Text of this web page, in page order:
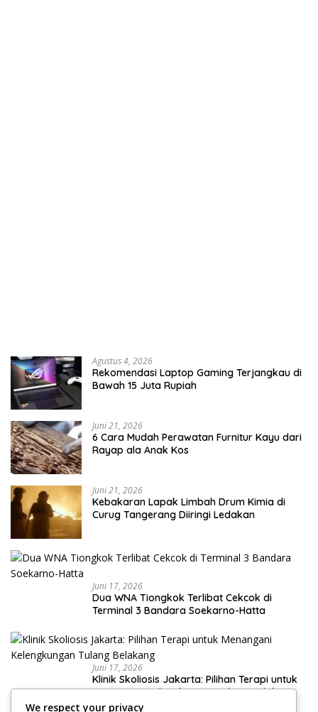
Agustus 4, 2026
Rekomendasi Laptop Gaming Terjangkau di
Bawah 15 Juta Rupiah
Juni 21, 2026
6 Cara Mudah Perawatan Furnitur Kayu dari
Rayap ala Anak Kos
Juni 21, 2026
Kebakaran Lapak Limbah Drum Kimia di
Curug Tangerang Diiringi Ledakan
Juni 17, 2026
Dua WNA Tiongkok Terlibat Cekcok di
Terminal 3 Bandara Soekarno-Hatta
Juni 17, 2026
Klinik Skoliosis Jakarta: Pilihan Terapi untuk
Menangani Kelengkungan Tulang Belakang
We respect your privacy